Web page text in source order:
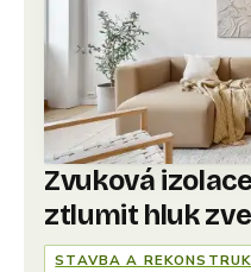
Zvuková
ztlumit hluk
STAVBA A